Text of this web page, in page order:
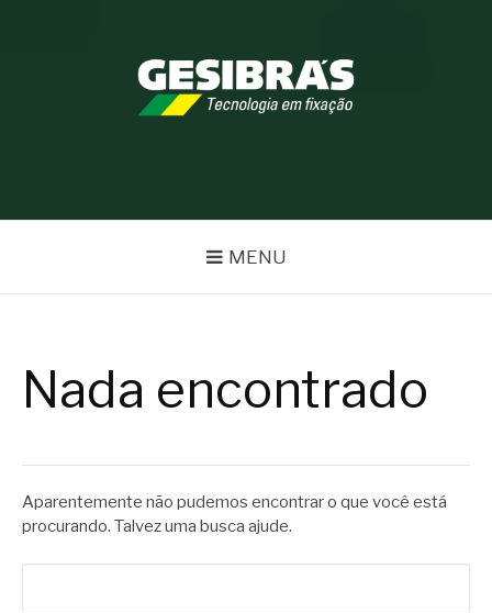
MENU
Nada encontrado
Aparentemente não pudemos encontrar o que você está
procurando. Talvez uma busca ajude.